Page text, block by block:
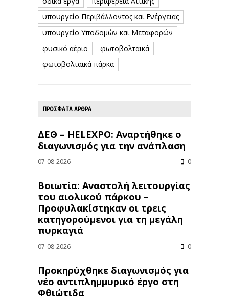
υπουργείο Περιβάλλοντος και Ενέργειας
υπουργείο Υποδομών και Μεταφορών
φυσικό αέριο
φωτοβολταϊκά
φωτοβολταϊκά πάρκα
ΠΡΟΣΦΑΤΑ ΑΡΘΡΑ
ΔΕΘ – HELEXPO: Αναρτήθηκε ο
διαγωνισμός για την ανάπλαση
07-08-2026 0
Βοιωτία: Αναστολή λειτουργίας
του αιολικού πάρκου –
Προφυλακίστηκαν οι τρεις
κατηγορούμενοι για τη μεγάλη
πυρκαγιά
07-08-2026 0
Προκηρύχθηκε διαγωνισμός για
νέo αντιπλημμυρικό έργο στη
Φθιώτιδα